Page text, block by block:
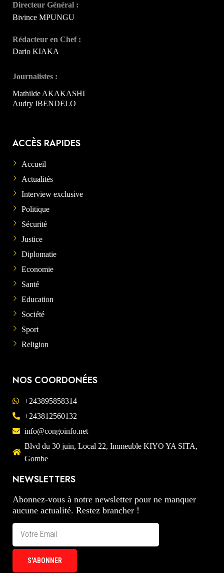
Directeur Général :
Bivince MPUNGU
Rédacteur en Chef :
Dario KIAKA
Journalistes :
Mathilde AKAKASHI
Audry IBENDELO
ACCÈS RAPIDES
Accueil
Actualités
Interview exclusive
Politique
Sécurité
Justice
Diplomatie
Economie
Santé
Education
Société
Sport
Religion
NOS COORDONÉES
+243895858314
+243812560132
info@congoinfo.net
Blvd du 30 juin, Local 22, Immeuble KIYO YA SITA,
Gombe
NEWSLETTERS
Abonnez-vous à notre newsletter pour ne manquer
aucune actualité. Restez brancher !
S'ABONNER